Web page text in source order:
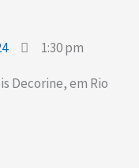
1:30 pm
Decorine, em Rio